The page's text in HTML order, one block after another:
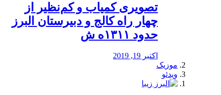
️تصویری کمیاب و کم‌نظیر از
چهار راه كالج و دبيرستان البرز
حدود ۱۳۱۱ه ش
اکتبر 19, 2019
موزیک
ویدئو